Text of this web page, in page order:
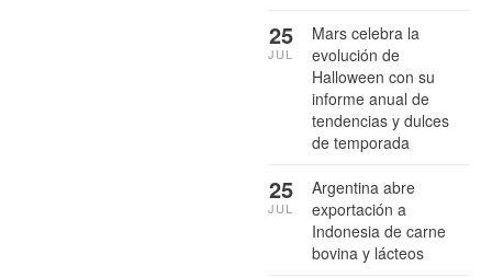
Mars celebra la
evolución de
Halloween con su
informe anual de
tendencias y dulces
de temporada
25
JUL
Argentina abre
exportación a
Indonesia de carne
bovina y lácteos
25
JUL